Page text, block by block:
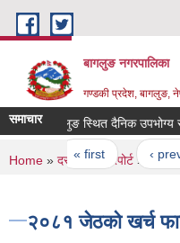
Skip to main content
बागलुङ नगरपालिका
गण्डकी प्रदेश, बागलुङ,
समाचारबाग्लुङ स्थित दैनिक उपभोग्य
Pages
« first ‹
You are here
Home » दस्तावेज» रिपोर्ट »
२०८१ जेठको खर्च